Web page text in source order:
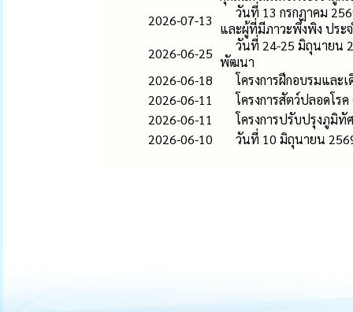
2026-07-13
วันที่ 13 กรกฎาคม
และผู้ที่มีภาวะพึ่งพิง ประ
2026-06-25
วันที่ 24-25 มิถุนายน
พัฒนา
2026-06-18
โครงการฝึกอบรมแล
2026-06-11
โครงการสัตว์ปลอดโ
2026-06-11
โครงการปรับปรุงภูมิ
2026-06-10
วันที่ 10 มิถุนายน